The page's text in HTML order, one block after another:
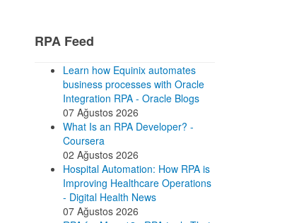
RPA Feed
Learn how Equinix automates
business processes with Oracle
Integration RPA - Oracle Blogs
07 Ağustos 2026
What Is an RPA Developer? -
Coursera
02 Ağustos 2026
Hospital Automation: How RPA is
Improving Healthcare Operations
- Digital Health News
07 Ağustos 2026